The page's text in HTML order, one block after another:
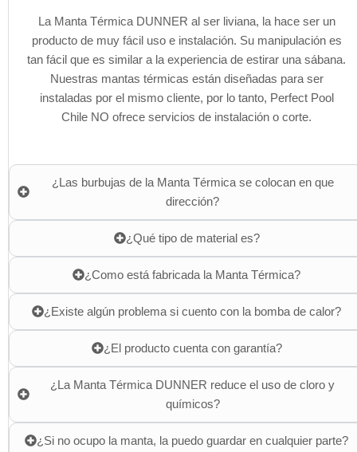
La Manta Térmica DUNNER al ser liviana, la hace ser un
producto de muy fácil uso e instalación. Su manipulación es
tan fácil que es similar a la experiencia de estirar una sábana.
Nuestras mantas térmicas están diseñadas para ser
instaladas por el mismo cliente, por lo tanto, Perfect Pool
Chile NO ofrece servicios de instalación o corte.
¿Las burbujas de la Manta Térmica se colocan en que
dirección?
¿Qué tipo de material es?
¿Como está fabricada la Manta Térmica?
¿Existe algún problema si cuento con la bomba de calor?
¿El producto cuenta con garantía?
¿La Manta Térmica DUNNER reduce el uso de cloro y
químicos?
¿Si no ocupo la manta, la puedo guardar en cualquier parte?